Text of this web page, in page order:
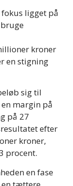
ligget på
kroner
en stigning
sig til
margin på
på 27
efter
kroner,
procent.
en fase